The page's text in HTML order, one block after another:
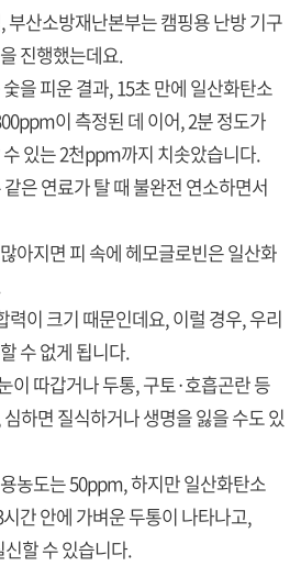
부산소방재난본부는 캠핑용 난방 기구
진행했는데요.
을 피운 결과, 15초 만에 일산화탄소
이 측정된 데 이어, 2분 정도가
있는 2천ppm까지 치솟았습니다.
은 연료가 탈 때 불완전 연소하면서
아지면 피 속에 헤모글로빈은 일산화
력이 크기 때문인데요, 이럴 경우, 우리
수 없게 됩니다.
이 따갑거나 두통, 구토·호흡곤란 등
하면 질식하거나 생명을 잃을 수도 있
농도는 50ppm, 하지만 일산화탄소
간 안에 가벼운 두통이 나타나고,
할 수 있습니다.